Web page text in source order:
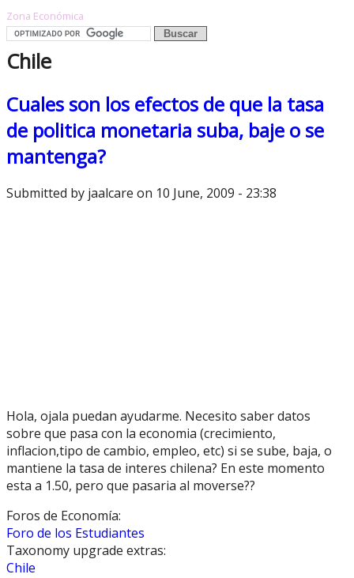
Zona Económica
Chile
Cuales son los efectos de que la tasa
de politica monetaria suba, baje o se
mantenga?
Submitted by jaalcare on 10 June, 2009 - 23:38
Hola, ojala puedan ayudarme. Necesito saber datos
sobre que pasa con la economia (crecimiento,
inflacion,tipo de cambio, empleo, etc) si se sube, baja, o
mantiene la tasa de interes chilena? En este momento
esta a 1.50, pero que pasaria al moverse??
Foros de Economía:
Foro de los Estudiantes
Taxonomy upgrade extras:
Chile